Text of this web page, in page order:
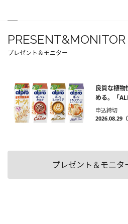
PRESENT&MONITOR
プレゼント＆モニター
良質な植物
める。「
申込締切
2026.08.29
プレゼント＆モニタ